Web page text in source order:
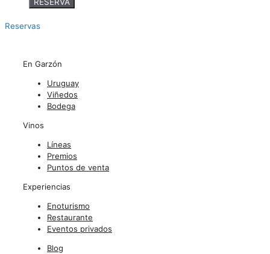
RESERVA
Reservas
En Garzón
Uruguay
Viñedos
Bodega
Vinos
Líneas
Premios
Puntos de venta
Experiencias
Enoturismo
Restaurante
Eventos privados
Blog